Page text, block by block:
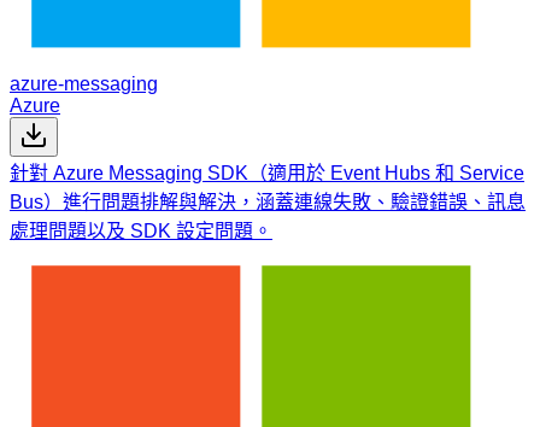
azure-messaging
Azure
針對 Azure Messaging SDK（適用於 Event Hubs 和 Service
Bus）進行問題排解與解決，涵蓋連線失敗、驗證錯誤、訊息
處理問題以及 SDK 設定問題。